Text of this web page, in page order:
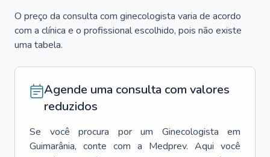
O preço da consulta com ginecologista varia de acordo
com a clínica e o profissional escolhido, pois não existe
uma tabela.
Agende uma consulta com valores
reduzidos
Se você procura por um Ginecologista
em
Guimarânia, conte com a Medprev. Aqui você